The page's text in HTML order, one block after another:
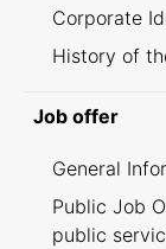
Corporate
History of
Job offer
General
Public Job
public